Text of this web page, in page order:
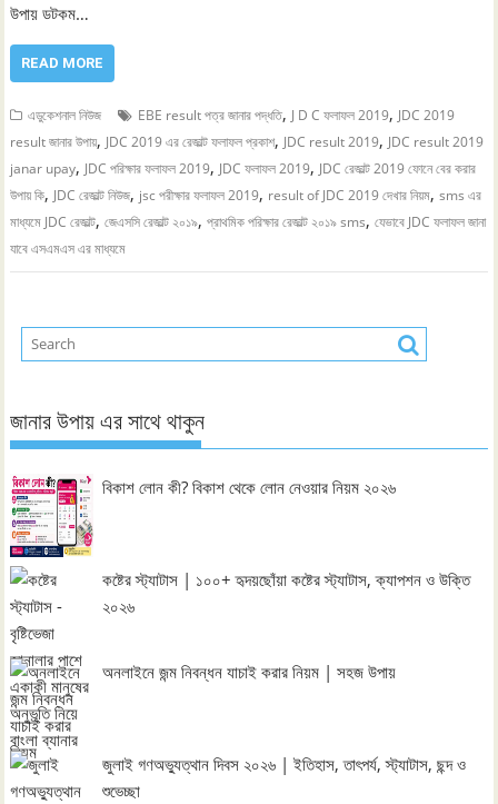
উপায় ডটকম…
READ MORE
এডুকেশনাল নিউজ EBE result পত্র জানার পদ্ধতি, J D C ফলাফল 2019, JDC 2019
result জানার উপায়, JDC 2019 এর রেজাল্ট ফলাফল প্রকাশ, JDC result 2019, JDC result 2019
janar upay, JDC পরিক্ষার ফলাফল 2019, JDC ফলাফল 2019, JDC রেজাল্ট 2019 ফোনে বের করার
উপায় কি, JDC রেজাল্ট নিউজ, jsc পরীক্ষার ফলাফল 2019, result of JDC 2019 দেখার নিয়ম,sms এর
মাধ্যমে JDC রেজাল্ট,জেএসসি রেজাল্ট ২০১৯,প্রাথমিক পরিক্ষার রেজাল্ট ২০১৯ sms,যেভাবে JDC ফলাফল জানা
যাবে এসএমএস এর মাধ্যমে
জানার উপায় এর সাথে থাকুন
বিকাশ লোন কী? বিকাশ থেকে লোন নেওয়ার নিয়ম ২০২৬
কষ্টের স্ট্যাটাস | ১০০+ হৃদয়ছোঁয়া কষ্টের স্ট্যাটাস, ক্যাপশন ও উক্তি
২০২৬
অনলাইনে জন্ম নিবন্ধন যাচাই করার নিয়ম | সহজ উপায়
জুলাই গণঅভ্যুত্থান দিবস ২০২৬ | ইতিহাস, তাৎপর্য, স্ট্যাটাস, ছন্দ ও
শুভেচ্ছা